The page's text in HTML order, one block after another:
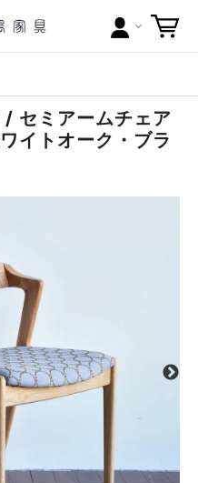
セミアームチェア
イトオーク・ブラ